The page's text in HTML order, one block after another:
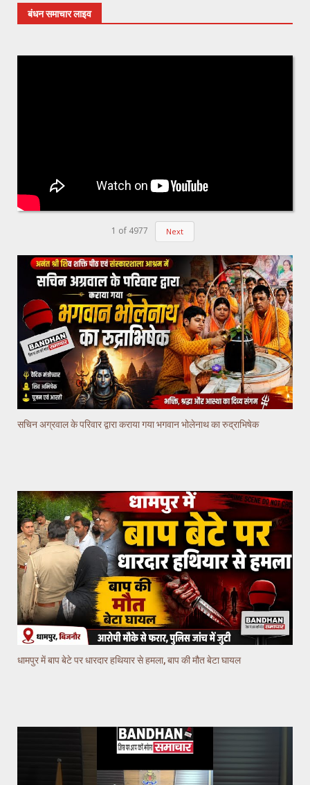
बंधन समाचार लाइव
1 of 4977 Next
सचिन अग्रवाल के परिवार द्वारा कराया गया भगवान भोलेनाथ का रुद्राभिषेक
धामपुर में बाप बेटे पर धारदार हथियार से हमला, बाप की मौत बेटा घायल